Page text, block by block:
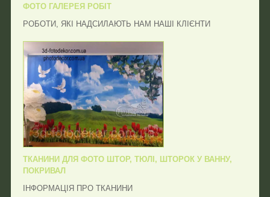
ФОТО ГАЛЕРЕЯ РОБІТ
РОБОТИ, ЯКІ НАДСИЛАЮТЬ НАМ НАШІ КЛІЄНТИ
ТКАНИНИ ДЛЯ ФОТО ШТОР, ТЮЛІ, ШТОРОК У ВАННУ,
ПОКРИВАЛ
ІНФОРМАЦІЯ ПРО ТКАНИНИ